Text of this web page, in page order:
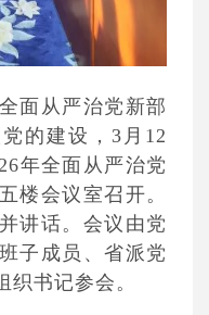
面从严治党新部
的建设，3月12
年全面从严治党
楼会议室召开。
讲话。会议由党
子成员、省派党
书记参会。